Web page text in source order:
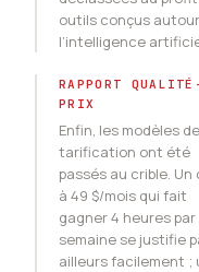
outils conçus
l’intelligence
RAPPORT
PRIX
Enfin, les modèles de
tarification ont été
passés au crible. Un
à 49 $/mois qui fait
gagner 4 heures par
semaine se justifie
ailleurs facilement ;